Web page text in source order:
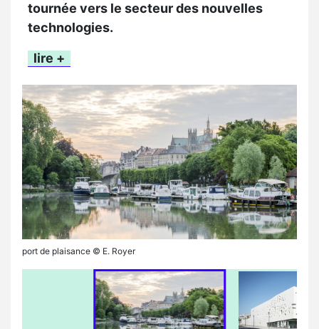
tournée vers le secteur des nouvelles
technologies.
lire +
port de plaisance © E. Royer